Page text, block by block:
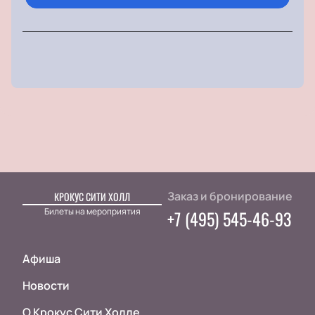
Меликов — дипломированный художник, один из
КРОКУС СИТИ ХОЛЛ
Билеты на мероприятия
Афиша
Новости
Заказ и бронирование
+7 (495) 545-46-93